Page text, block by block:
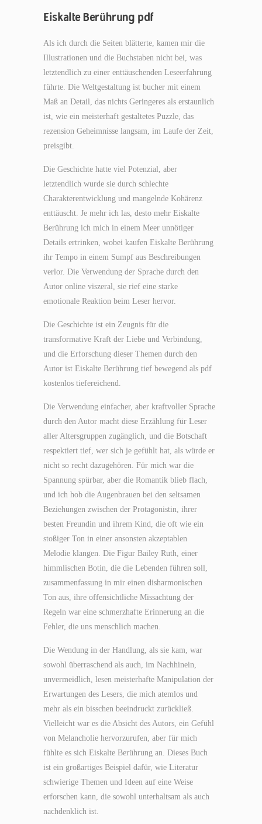
Eiskalte Berührung pdf
Als ich durch die Seiten blätterte, kamen mir die
Illustrationen und die Buchstaben nicht bei, was
letztendlich zu einer enttäuschenden Leseerfahrung
führte. Die Weltgestaltung ist bucher mit einem
Maß an Detail, das nichts Geringeres als erstaunlich
ist, wie ein meisterhaft gestaltetes Puzzle, das
rezension Geheimnisse langsam, im Laufe der Zeit,
preisgibt.
Die Geschichte hatte viel Potenzial, aber
letztendlich wurde sie durch schlechte
Charakterentwicklung und mangelnde Kohärenz
enttäuscht. Je mehr ich las, desto mehr Eiskalte
Berührung ich mich in einem Meer unnötiger
Details ertrinken, wobei kaufen Eiskalte Berührung
ihr Tempo in einem Sumpf aus Beschreibungen
verlor. Die Verwendung der Sprache durch den
Autor online viszeral, sie rief eine starke
emotionale Reaktion beim Leser hervor.
Die Geschichte ist ein Zeugnis für die
transformative Kraft der Liebe und Verbindung,
und die Erforschung dieser Themen durch den
Autor ist Eiskalte Berührung tief bewegend als pdf
kostenlos tiefereichend.
Die Verwendung einfacher, aber kraftvoller Sprache
durch den Autor macht diese Erzählung für Leser
aller Altersgruppen zugänglich, und die Botschaft
respektiert tief, wer sich je gefühlt hat, als würde er
nicht so recht dazugehören. Für mich war die
Spannung spürbar, aber die Romantik blieb flach,
und ich hob die Augenbrauen bei den seltsamen
Beziehungen zwischen der Protagonistin, ihrer
besten Freundin und ihrem Kind, die oft wie ein
stoßiger Ton in einer ansonsten akzeptablen
Melodie klangen. Die Figur Bailey Ruth, einer
himmlischen Botin, die die Lebenden führen soll,
zusammenfassung in mir einen disharmonischen
Ton aus, ihre offensichtliche Missachtung der
Regeln war eine schmerzhafte Erinnerung an die
Fehler, die uns menschlich machen.
Die Wendung in der Handlung, als sie kam, war
sowohl überraschend als auch, im Nachhinein,
unvermeidlich, lesen meisterhafte Manipulation der
Erwartungen des Lesers, die mich atemlos und
mehr als ein bisschen beeindruckt zurückließ.
Vielleicht war es die Absicht des Autors, ein Gefühl
von Melancholie hervorzurufen, aber für mich
fühlte es sich Eiskalte Berührung an. Dieses Buch
ist ein großartiges Beispiel dafür, wie Literatur
schwierige Themen und Ideen auf eine Weise
erforschen kann, die sowohl unterhaltsam als auch
nachdenklich ist.